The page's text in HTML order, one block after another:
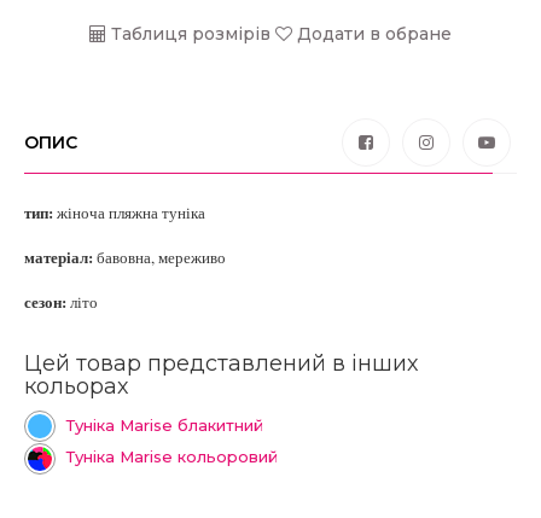
Таблиця розмірів Додати в обране
ОПИС
тип: жіноча пляжна туніка
матеріал: бавовна, мереживо
сезон: літо
Цей товар представлений в інших
кольорах
Туніка Marise блакитний
Туніка Marise кольоровий